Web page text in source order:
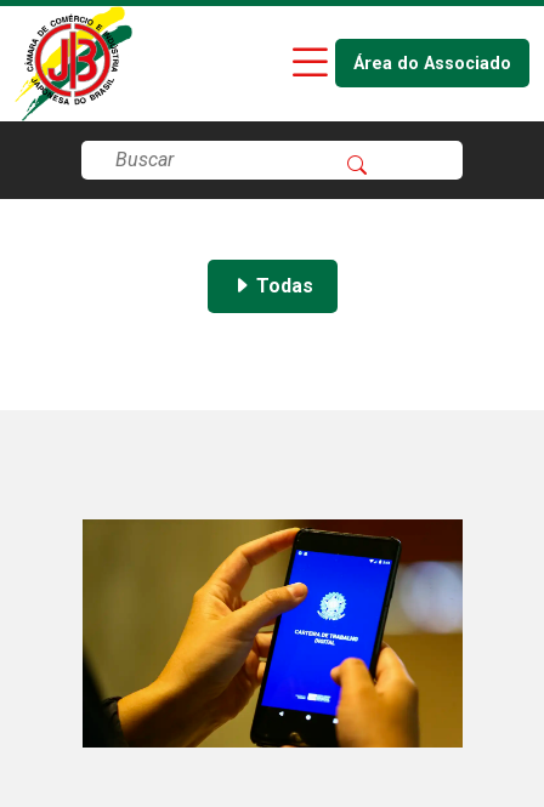
Área do Associado
Todas